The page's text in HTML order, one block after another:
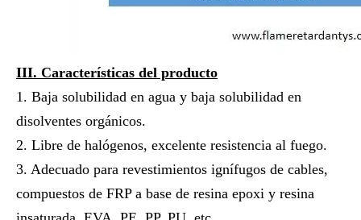
III. Características del producto
1. Baja solubilidad en agua y baja solubilidad en
disolventes orgánicos.
2. Libre de halógenos, excelente resistencia al fuego.
3. Adecuado para revestimientos ignífugos de cables,
compuestos de FRP a base de resina epoxi y resina